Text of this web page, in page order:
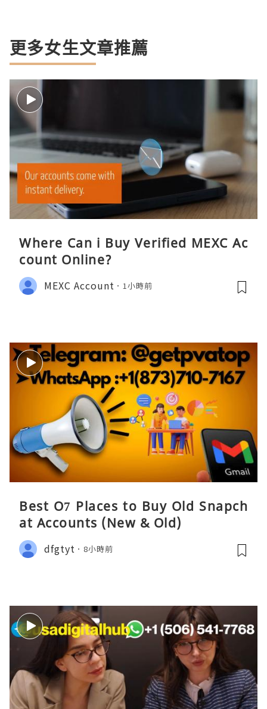
更多女生文章推薦
Where Can i Buy Verified MEXC Ac
count Online?
MEXC Account 1小時前
Best O7 Places to Buy Old Snapch
at Accounts (New & Old)
dfgtyt 8小時前